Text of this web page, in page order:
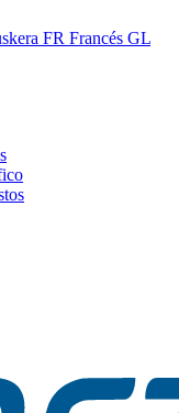
FR Francés GL